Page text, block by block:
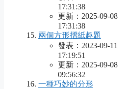
17:31:38
更新：2025-09-08
17:31:38
兩個方形摺紙趣題
發表：2023-09-11
17:19:51
更新：2025-09-08
09:56:32
一種巧妙的分形